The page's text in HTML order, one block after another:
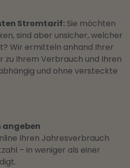
Stromtarif: Sie möchten
sind aber unsicher, welcher
Wir ermitteln anhand Ihrer
zu Ihrem Verbrauch und Ihren
und ohne versteckte
angeben
Ihren Jahresverbrauch
– in weniger als einer